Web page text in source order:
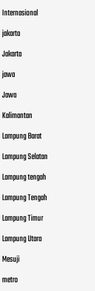
Internasional
jakarta
Jakarta
jawa
Jawa
Kalimantan
Lampung Barat
Lampung Selatan
Lampung tengah
Lampung Tengah
Lampung Timur
Lampung Utara
Mesuji
metro